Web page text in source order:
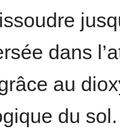
dans
au
du sol.